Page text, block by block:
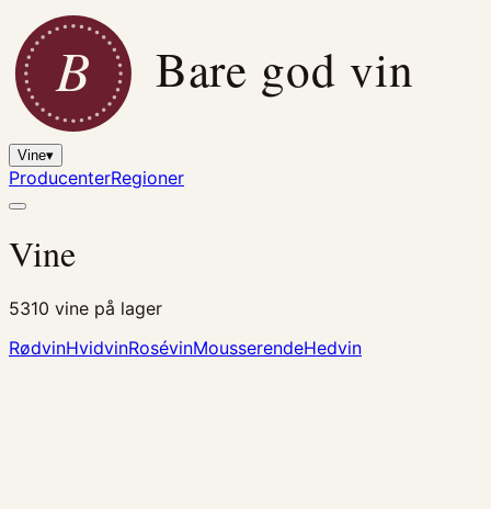
B Bare god vin
Vine▾
ProducenterRegioner
Vine
5310 vine på lager
RødvinHvidvinRosévinMousserendeHedvin